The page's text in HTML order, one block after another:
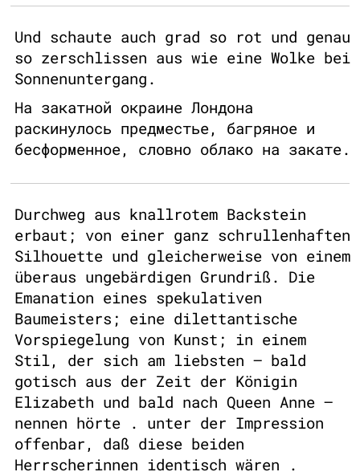
Und schaute auch grad so rot und genau
so zerschlissen aus wie eine Wolke bei
Sonnenuntergang.
На закатной окраине Лондона
раскинулось предместье, багряное и
бесформенное, словно облако на закате.
Durchweg aus knallrotem Backstein
erbaut; von einer ganz schrullenhaften
Silhouette und gleicherweise von einem
überaus ungebärdigen Grundriß. Die
Emanation eines spekulativen
Baumeisters; eine dilettantische
Vorspiegelung von Kunst; in einem
Stil, der sich am liebsten – bald
gotisch aus der Zeit der Königin
Elizabeth und bald nach Queen Anne –
nennen hörte . unter der Impression
offenbar, daß diese beiden
Herrscherinnen identisch wären .